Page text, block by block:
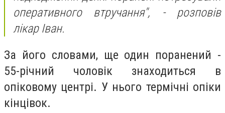
оперативного втручання", - розповів
лікар Іван.
За його словами, ще один поранений -
55-річний чоловік знаходиться в
опіковому центрі. У нього термічні опіки
кінцівок.